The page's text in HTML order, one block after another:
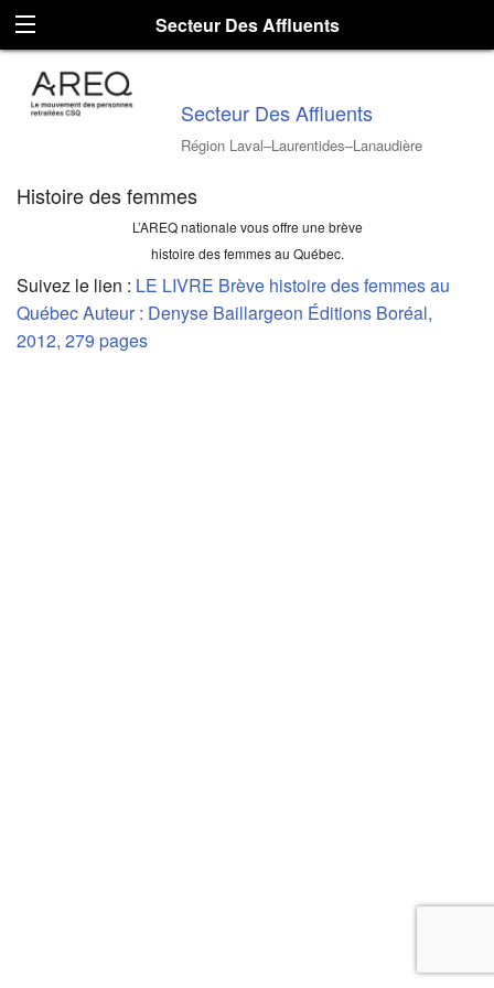
Secteur Des Affluents
Secteur Des Affluents
Région Laval–Laurentides–Lanaudière
Histoire des femmes
L’AREQ nationale vous offre une brève
histoire des femmes au Québec.
Suivez le lien : LE LIVRE Brève histoire des femmes au
Québec Auteur : Denyse Baillargeon Éditions Boréal,
2012, 279 pages